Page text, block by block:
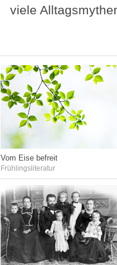
viele
Vom Eise befreit
Frühlingsliteratur